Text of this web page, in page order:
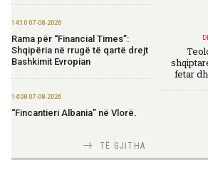
14:10 07-08-2026
Rama për “Financial Times”:
Shqipëria në rrugë të qartë drejt
Bashkimit Evropian
14:08 07-08-2026
“Fincantieri Albania” në Vlorë,
praktikat më të mira
TË GJITHA
fetar